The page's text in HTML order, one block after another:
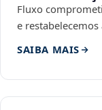
Fluxo
e restabelecemos
SAIBA MAIS